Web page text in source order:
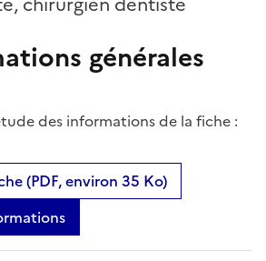
générales
des informations de la fiche :
(PDF, environ 35 Ko)